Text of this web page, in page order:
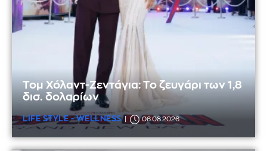
Τομ Χόλαντ-Ζεντάγια: Το ζευγάρι των 1,8
δισ. δολαρίων
LIFE STYLE - WELLNESS 06.08.2026